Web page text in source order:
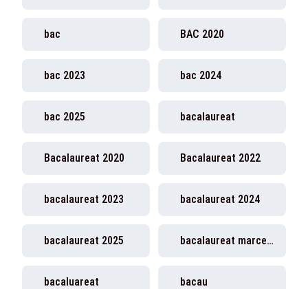
bac BAC 2020
bac 2023 bac 2024
bac 2025 bacalaureat
Bacalaureat 2020 Bacalaureat 2022
bacalaureat 2023 bacalaureat 2024
bacalaureat 2025 bacalaureat marcel ciolacu
bacaluareat bacau